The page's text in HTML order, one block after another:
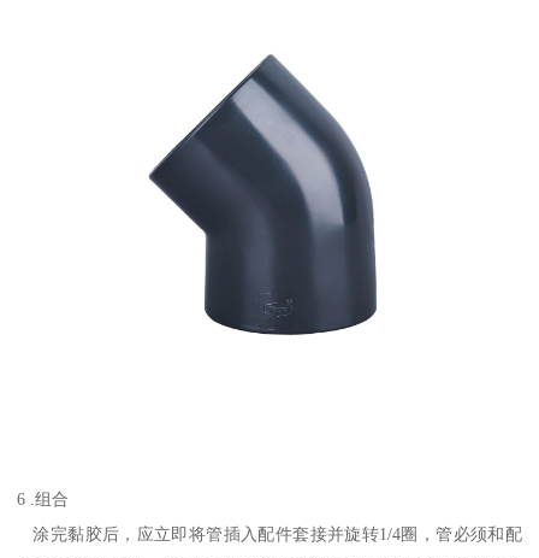
6 .组合
涂完黏胶后，应立即将管插入配件套接并旋转1/4圈，管必须和配